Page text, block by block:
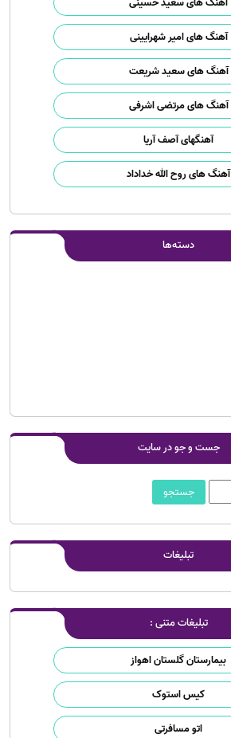
آهنگ های امیر شهرایینی
آهنگ های سعید شریعت
آهنگ های مرتضی اشرفی
آهنگهای آصف آریا
آهنگ های روح الله خداداد
دسته‌ها
جست و جو در سایت
تبلیغات
تبلیغات متنی :
بیمارستان گلستان اهواز
کیس استوک
اتو مسافرتی